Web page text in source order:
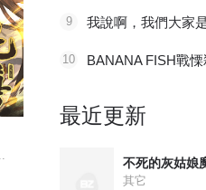
096 太子血亲
八百年前，谢怜是金枝... 主
9
10 BANANA FISH戰
最近更新
不死的灰姑娘
其它